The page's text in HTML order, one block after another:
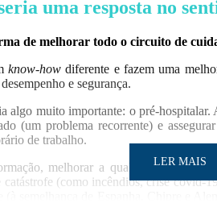
uma resposta no
de melhorar todo o circuito de
know-howdiferente e fazem uma
e segurança.
algo muito importante: o pré-
(um problema recorrente) e
de trabalho.
melhorar a qualidade do
(como incêndios, crise covid-
LER MAIS